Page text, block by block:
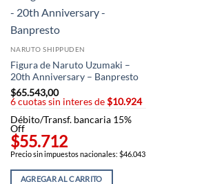
NARUTO SHIPPUDEN
Figura de Naruto Uzumaki –
20th Anniversary – Banpresto
$65.543,00
6 cuotas sin interes de$10.924
Débito/Transf. bancaria 15%
Off
$55.712
Precio sin impuestos nacionales: $46.043
AGREGAR AL CARRITO